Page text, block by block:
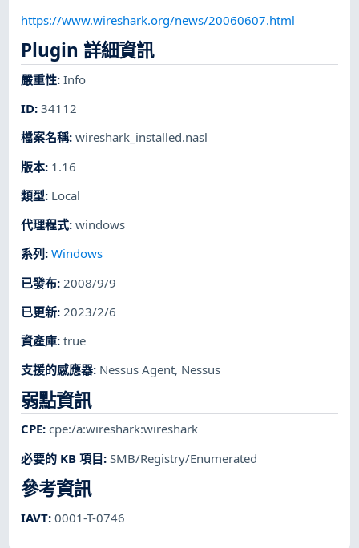
https://www.wireshark.org/news/20060607.html
Plugin 詳細資訊
嚴重性:Info
ID:34112
檔案名稱:wireshark_installed.nasl
版本: 1.16
類型: Local
代理程式:windows
系列 :Windows
已發布: 2008/9/9
已更新: 2023/2/6
資產庫:true
支援的感應器: Nessus Agent, Nessus
弱點資訊
CPE:cpe:/a:wireshark:wireshark
必要的 KB 項目:SMB/Registry/Enumerated
參考資訊
IAVT:0001-T-0746